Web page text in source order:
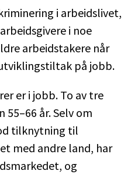
i arbeidslivet,
i noe
arbeidstakere når
på jobb.
er i jobb. To av tre
55–66 år. Selv om
tilknytning til
med andre land, har
og